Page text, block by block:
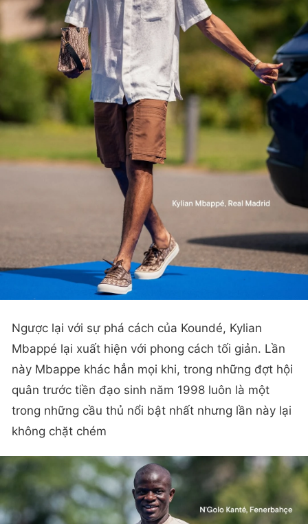
Ngược lại với sự phá cách của Koundé, Kylian
Mbappé lại xuất hiện với phong cách tối giản. Lần
này Mbappe khác hẳn mọi khi, trong những đợt hội
quân trước tiền đạo sinh năm 1998 luôn là một
trong những cầu thủ nổi bật nhất nhưng lần này lại
không chặt chém